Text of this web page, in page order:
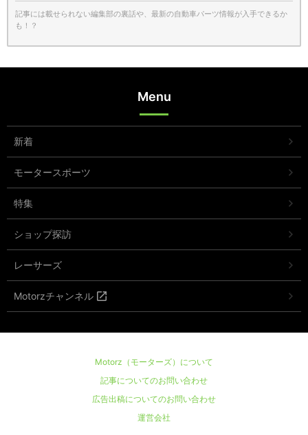
記事には載せられない編集部の裏話や、最新の自動車パーツ情報が入手できるか
も！？
Menu
新着
モータースポーツ
特集
ショップ探訪
レーサーズ
Motorzチャンネル
Motorz（モーターズ）について
記事についてのお問い合わせ
広告出稿についてのお問い合わせ
運営会社